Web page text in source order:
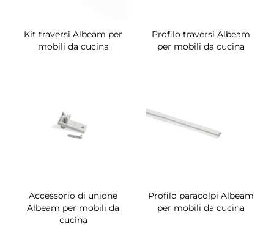
Kit traversi Albeam per
mobili da cucina
Profilo traversi Albeam
per mobili da cucina
Accessorio di unione
Albeam per mobili da
cucina
Profilo paracolpi Albeam
per mobili da cucina